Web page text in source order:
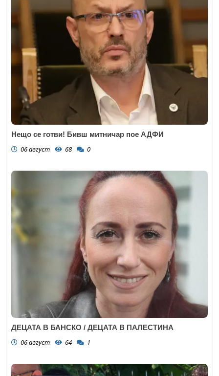
Нещо се готви! Бивш митничар пое АДФИ
06 август 68 0
ДЕЦАТА В БАНСКО / ДЕЦАТА В ПАЛЕСТИНА
06 август 64 1